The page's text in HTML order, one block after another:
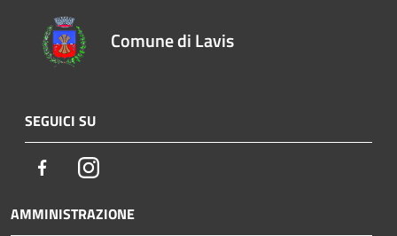
Comune di Lavis
SEGUICI SU
FacebookInstagram
AMMINISTRAZIONE